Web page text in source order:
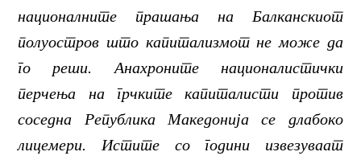
националните прашања на Балканскиот
полуостров што капитализмот не може да
го реши. Анахроните националистички
перчења на грчките капиталисти против
соседна Република Македонија се длабоко
лицемери. Истите со години извезуваат